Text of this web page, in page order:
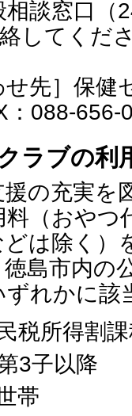
相談窓口（
してくだ
せ先］保
088-656-
ラブの利
の充実を
料（おやつ
は除く）
徳島市内
ずれかに該
税所得割
3子以降
帯